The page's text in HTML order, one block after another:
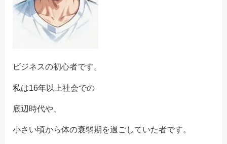
ビジネスの初心者です。
私は16年以上社会での
底辺時代や、
小さい頃から体の衰弱期を過ごしていた者です。